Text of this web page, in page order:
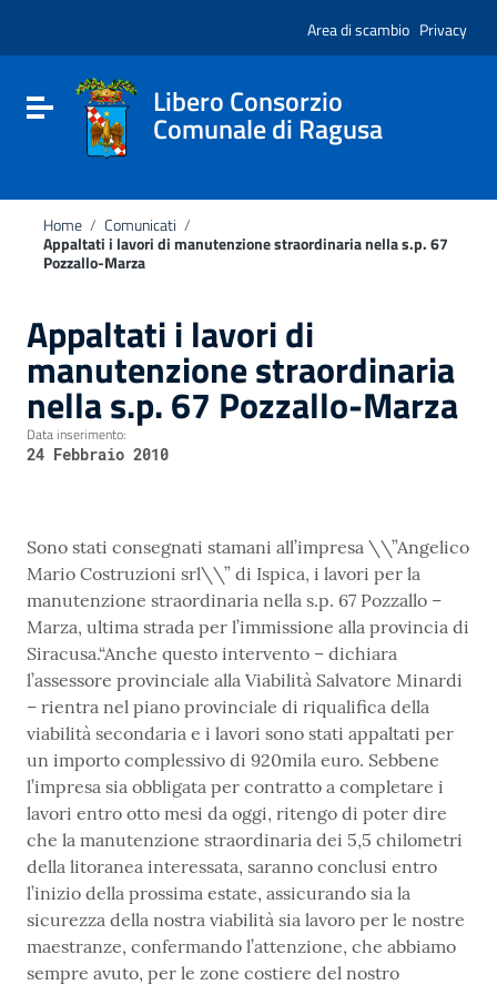
sito
include
Vai al footer
Area di scambio Privacy
Attiva / disattiva la navigazione
Libero Consorzio
Comunale di Ragusa
Home / Comunicati /
Appaltati i lavori di manutenzione straordinaria nella s.p. 67
Pozzallo-Marza
Appaltati i lavori di
manutenzione straordinaria
nella s.p. 67 Pozzallo-Marza
Data inserimento:
24 Febbraio 2010
Sono stati consegnati stamani all’impresa \\”Angelico
Mario Costruzioni srl\\” di Ispica, i lavori per la
manutenzione straordinaria nella s.p. 67 Pozzallo –
Marza, ultima strada per l’immissione alla provincia di
Siracusa.“Anche questo intervento – dichiara
l’assessore provinciale alla Viabilità Salvatore Minardi
– rientra nel piano provinciale di riqualifica della
viabilità secondaria e i lavori sono stati appaltati per
un importo complessivo di 920mila euro. Sebbene
l’impresa sia obbligata per contratto a completare i
lavori entro otto mesi da oggi, ritengo di poter dire
che la manutenzione straordinaria dei 5,5 chilometri
della litoranea interessata, saranno conclusi entro
l’inizio della prossima estate, assicurando sia la
sicurezza della nostra viabilità sia lavoro per le nostre
maestranze, confermando l’attenzione, che abbiamo
sempre avuto, per le zone costiere del nostro